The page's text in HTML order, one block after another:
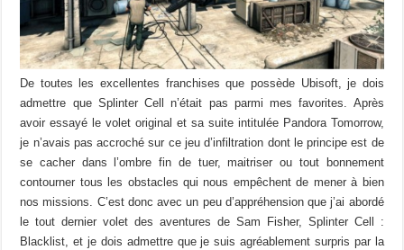
De toutes les excellentes franchises que possède Ubisoft, je dois
admettre que Splinter Cell n’était pas parmi mes favorites. Après
avoir essayé le volet original et sa suite intitulée Pandora Tomorrow,
je n’avais pas accroché sur ce jeu d’infiltration dont le principe est de
se cacher dans l’ombre fin de tuer, maitriser ou tout bonnement
contourner tous les obstacles qui nous empêchent de mener à bien
nos missions. C’est donc avec un peu d’appréhension que j’ai abordé
le tout dernier volet des aventures de Sam Fisher, Splinter Cell :
Blacklist, et je dois admettre que je suis agréablement surpris par la